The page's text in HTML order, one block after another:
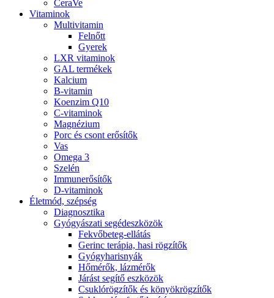
CeraVe
Vitaminok
Multivitamin
Felnőtt
Gyerek
LXR vitaminok
GAL termékek
Kalcium
B-vitamin
Koenzim Q10
C-vitaminok
Magnézium
Porc és csont erősítők
Vas
Omega 3
Szelén
Immunerősítők
D-vitaminok
Életmód, szépség
Diagnosztika
Gyógyászati segédeszközök
Fekvőbeteg-ellátás
Gerinc terápia, hasi rögzítők
Gyógyharisnyák
Hőmérők, lázmérők
Járást segítő eszközök
Csuklórögzítők és könyökrögzítők